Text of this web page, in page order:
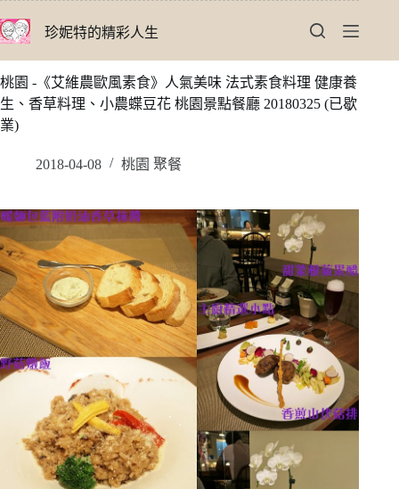
至
要
內
容
珍妮特的精彩人生
桃園 -《艾維農歐風素食》人氣美味 法式素食料理 健康養
生、香草料理、小農蝶豆花 桃園景點餐廳 20180325 (已歇
業)
2018-04-08 桃園 聚餐